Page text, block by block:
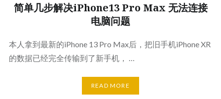
简单几步解决iPhone13 Pro Max 无法连接
电脑问题
本人拿到最新的iPhone 13 Pro Max后，把旧手机iPhone XR
的数据已经完全传输到了新手机， …
READ MORE